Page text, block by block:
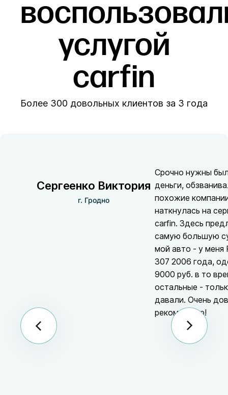
услугой
carfin
Более 300 довольных клиентов за 3 года
Сергеенко Виктория
г. Гродно
Срочно нужны
деньги,
похожие
наткнулась на
carfin. Здесь
самую большую
мой авто - у меня
307 2006 года,
9000 руб. в то
остальные -
давали. Очень
рекомендую!